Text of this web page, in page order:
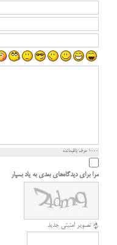
1000 حرف باقیمانده
مرا برای دیدگاه‌های بعدی به یاد بسپار
تصویر امنیتی جدید